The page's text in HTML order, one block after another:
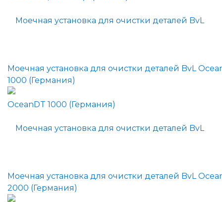
Моечная установка для очистки деталей BvL
1000 (Германия)
Моечная установка для очистки деталей BvL
2000 (Германия)